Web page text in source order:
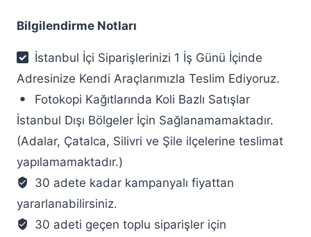
Plastik
Klasör
Geniş
A4
Mavi
adet
Bilgilendirme Notları
İstanbul İçi Siparişlerinizi 1 İş Günü İçinde
Adresinize Kendi Araçlarımızla Teslim Ediyoruz.
Fotokopi Kağıtlarında Koli Bazlı Satışlar
İstanbul Dışı Bölgeler İçin Sağlanamamaktadır.
(Adalar, Çatalca, Silivri ve Şile ilçelerine teslimat
yapılamamaktadır.)
30 adete kadar kampanyalı fiyattan
yararlanabilirsiniz.
30 adeti geçen toplu siparişler için